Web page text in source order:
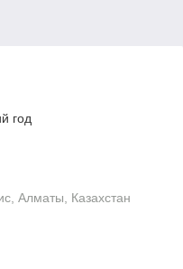
год
Алматы, Казахстан